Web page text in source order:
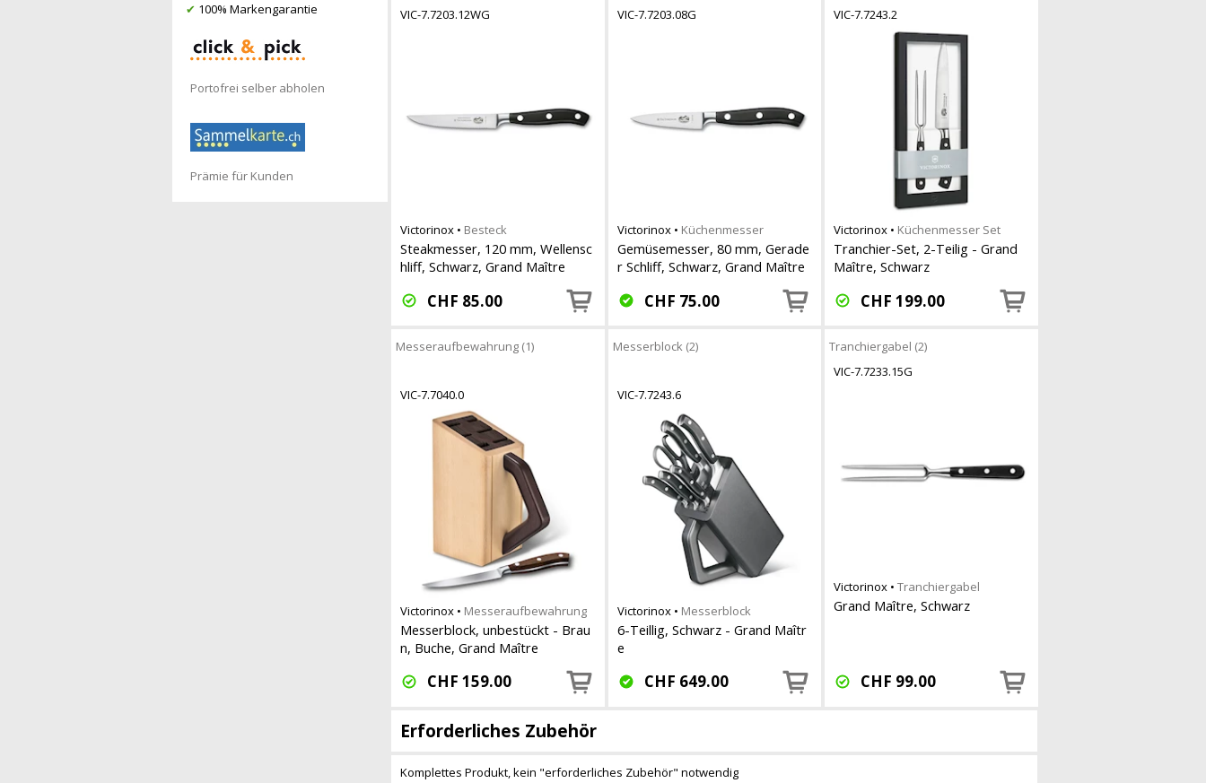
✔ 100% Markengarantie
Portofrei selber abholen
Prämie für Kunden
VIC-7.7203.12WG
Victorinox • Besteck
Steakmesser, 120 mm, Wellensc
hliff, Schwarz, Grand Maître
CHF 85.00
VIC-7.7203.08G
Victorinox• Küchenmesser
Gemüsemesser, 80 mm, Gerade
r Schliff, Schwarz, Grand Maître
CHF 75.00
VIC-7.7243.2
Victorinox • Küchenmesser Set
Tranchier-Set, 2-Teilig - Grand
Maître, Schwarz
CHF 199.00
Messeraufbewahrung (1)
VIC-7.7040.0
Victorinox • Messeraufbewahrung
Messerblock, unbestückt - Brau
n, Buche, Grand Maître
CHF 159.00
Messerblock (2)
VIC-7.7243.6
Victorinox• Messerblock
6-Teillig, Schwarz - Grand Maîtr
e
CHF 649.00
Tranchiergabel (2)
VIC-7.7233.15G
Victorinox •Tranchiergabel
Grand Maître, Schwarz
CHF 99.00
Erforderliches Zubehör
Komplettes Produkt, kein "erforderliches Zubehör" notwendig